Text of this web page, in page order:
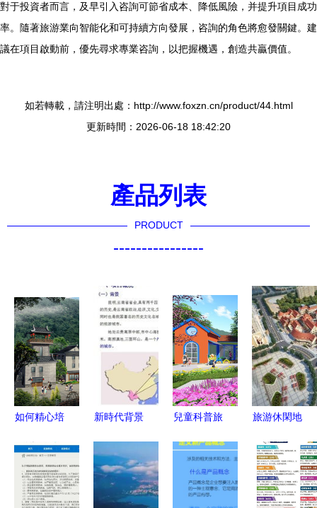
對于投資者而言，及早引入咨詢可節省成本、降低風險，并提升項目成功
率。隨著旅游業向智能化和可持續方向發展，咨詢的角色將愈發關鍵。建
議在項目啟動前，優先尋求專業咨詢，以把握機遇，創造共贏價值。
如若轉載，請注明出處：http://www.foxzn.cn/product/44.html
更新時間：2026-06-18 18:42:20
產品列表
PRODUCT
----------------
如何精心培
鎮？抓住產
業、文化與
運營三大關
新時代背景
開發與景觀
設計融合策
略
兒童科普旅
規劃設計的
思變要點
旅游休閑地
策劃與規劃
的關鍵要素